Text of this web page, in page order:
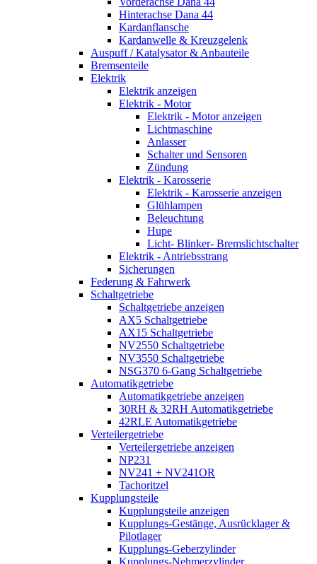
Hinterachse Dana 44
Kardanflansche
Kardanwelle & Kreuzgelenk
Auspuff / Katalysator & Anbauteile
Bremsenteile
Elektrik
Elektrik anzeigen
Elektrik - Motor
Elektrik - Motor anzeigen
Lichtmaschine
Anlasser
Schalter und Sensoren
Zündung
Elektrik - Karosserie
Elektrik - Karosserie anzeigen
Glühlampen
Beleuchtung
Hupe
Licht- Blinker- Bremslichtschalter
Elektrik - Antriebsstrang
Sicherungen
Federung & Fahrwerk
Schaltgetriebe
Schaltgetriebe anzeigen
AX5 Schaltgetriebe
AX15 Schaltgetriebe
NV2550 Schaltgetriebe
NV3550 Schaltgetriebe
NSG370 6-Gang Schaltgetriebe
Automatikgetriebe
Automatikgetriebe anzeigen
30RH & 32RH Automatikgetriebe
42RLE Automatikgetriebe
Verteilergetriebe
Verteilergetriebe anzeigen
NP231
NV241 + NV241OR
Tachoritzel
Kupplungsteile
Kupplungsteile anzeigen
Kupplungs-Gestänge, Ausrücklager &
Pilotlager
Kupplungs-Geberzylinder
Kupplungs-Nehmerzylinder